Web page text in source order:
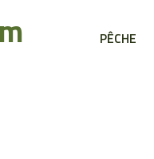
PÊCHE